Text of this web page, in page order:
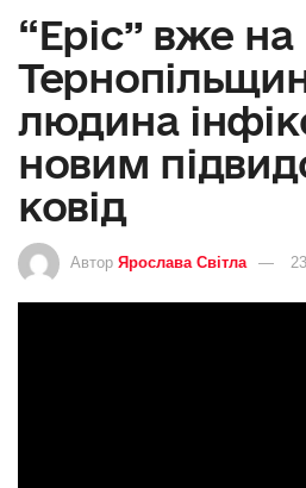
“Еріс” вже на
людина
новим
ковід
Автор Ярослава Світла